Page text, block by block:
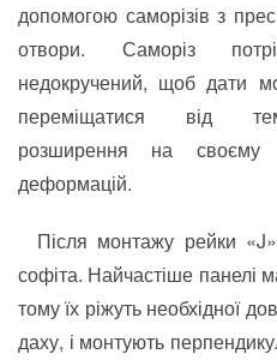
допомогою саморізів з
отвори. Саморіз
недокручений, щоб дати
переміщатися від
розширення на своєму
деформацій.
Після монтажу рейки
софіта. Найчастіше
тому їх ріжуть необхідної
даху, і монтують